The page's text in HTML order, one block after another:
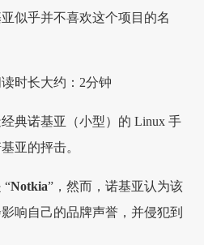
似乎并不喜欢这个项目的名
时长大约：2分钟
典诺基亚（小型）的 Linux 手
亚的抨击。
“Notkia”，然而，诺基亚认为该
响自己的品牌声誉，并侵犯到